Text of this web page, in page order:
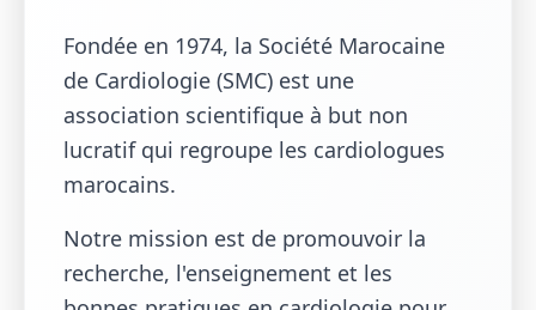
Fondée en 1974, la Société Marocaine
de Cardiologie (SMC) est une
association scientifique à but non
lucratif qui regroupe les cardiologues
marocains.
Notre mission est de promouvoir la
recherche, l'enseignement et les